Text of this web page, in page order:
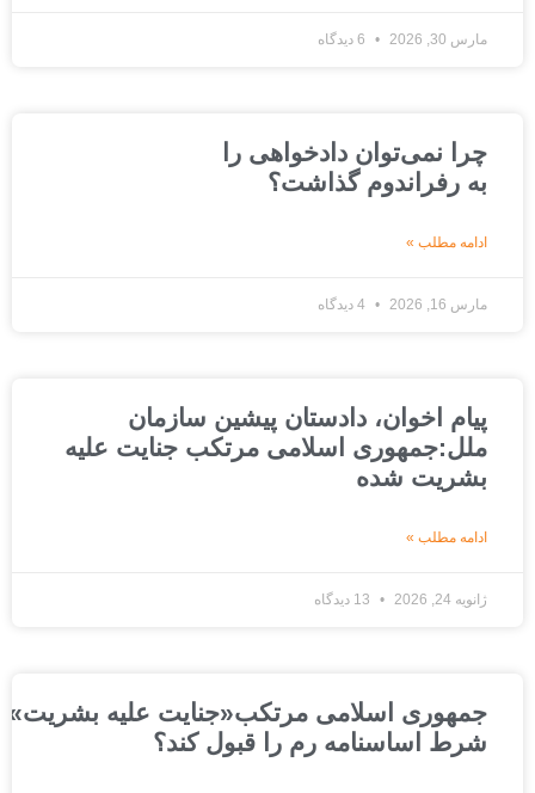
مارس 30, 2026 6 دیدگاه
چرا نمی‌توان دادخواهی را
به رفراندوم گذاشت؟
ادامه مطلب »
مارس 16, 2026 4 دیدگاه
پیام اخوان، دادستان پیشین سازمان
ملل:جمهوری اسلامی مرتکب جنایت علیه
بشریت شده
ادامه مطلب »
ژانویه 24, 2026 13 دیدگاه
جمهوری اسلامی مرتکب«جنایت علیه بشریت»شده
شرط اساسنامه رم را قبول کند؟